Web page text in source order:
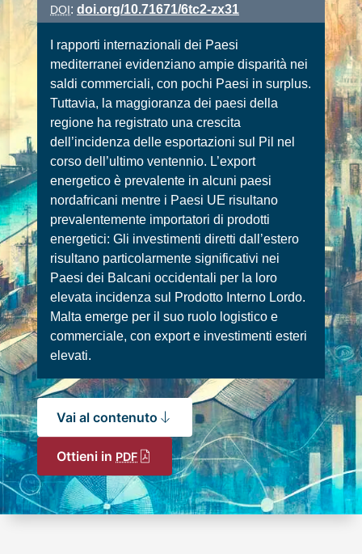
DOI: doi.org/10.71671/6tc2-zx31
I rapporti internazionali dei Paesi
mediterranei evidenziano ampie disparità nei
saldi commerciali, con pochi Paesi in surplus.
Tuttavia, la maggioranza dei paesi della
regione ha registrato una crescita
dell’incidenza delle esportazioni sul Pil nel
corso dell’ultimo ventennio. L’export
energetico è prevalente in alcuni paesi
nordafricani mentre i Paesi UE risultano
prevalentemente importatori di prodotti
energetici: Gli investimenti diretti dall’estero
risultano particolarmente significativi nei
Paesi dei Balcani occidentali per la loro
elevata incidenza sul Prodotto Interno Lordo.
Malta emerge per il suo ruolo logistico e
commerciale, con export e investimenti esteri
elevati.
Vai al contenuto
Ottieni in PDF